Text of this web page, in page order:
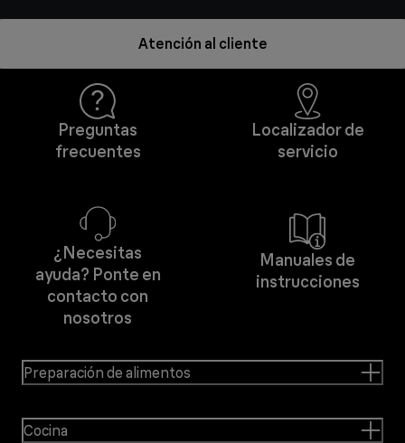
Atención al cliente
Preguntas
frecuentes
Localizador de
servicio
¿Necesitas
ayuda? Ponte en
contacto con
nosotros
Manuales de
instrucciones
Preparación de alimentos
Cocina